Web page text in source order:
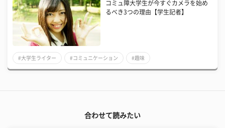
​コミュ障大学生が今すぐカメラを始め
るべき3つの理由【学生記者】
#大学生ライター #コミュニケーション #趣味
合わせて読みたい